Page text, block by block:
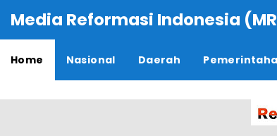
Media Reformasi Indonesia
Home Nasional Daerah